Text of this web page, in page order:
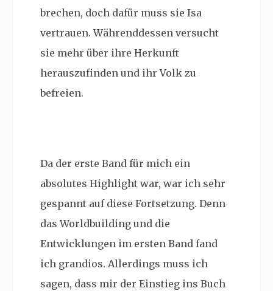
brechen, doch dafür muss sie Isa
vertrauen. Währenddessen versucht
sie mehr über ihre Herkunft
herauszufinden und ihr Volk zu
befreien.
Da der erste Band für mich ein
absolutes Highlight war, war ich sehr
gespannt auf diese Fortsetzung. Denn
das Worldbuilding und die
Entwicklungen im ersten Band fand
ich grandios. Allerdings muss ich
sagen, dass mir der Einstieg ins Buch